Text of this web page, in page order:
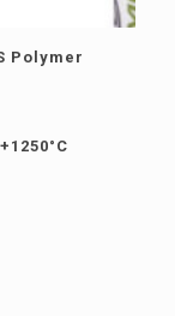
Polymer